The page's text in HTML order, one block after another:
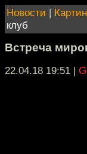
Новости |
клуб
Встреча
22.04.18 19:51 |